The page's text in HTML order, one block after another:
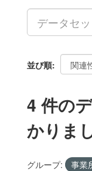
並び順
4 件の
かりま
グループ: 事業